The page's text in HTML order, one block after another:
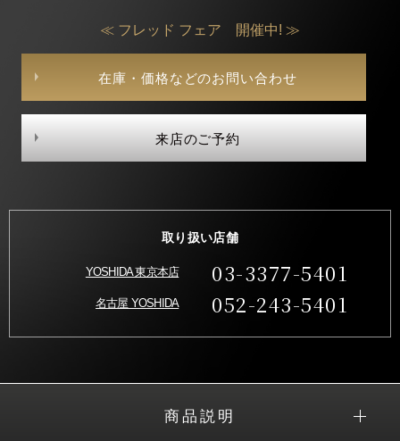
≪ フレッド フェア 開催中! ≫
在庫・価格などのお問い合わせ
来店のご予約
取り扱い店舗
YOSHIDA 東京本店 03-3377-5401
名古屋 YOSHIDA 052-243-5401
商品説明